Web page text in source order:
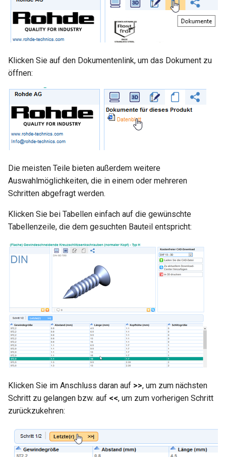
Klicken Sie auf den Dokumentenlink, um das Dokument zu
öffnen:
Die meisten Teile bieten außerdem weitere
Auswahlmöglichkeiten, die in einem oder mehreren
Schritten abgefragt werden.
Klicken Sie bei Tabellen einfach auf die gewünschte
Tabellenzeile, die dem gesuchten Bauteil entspricht:
Klicken Sie im Anschluss daran auf >>, um zum nächsten
Schritt zu gelangen bzw. auf <<, um zum vorherigen Schritt
zurückzukehren: